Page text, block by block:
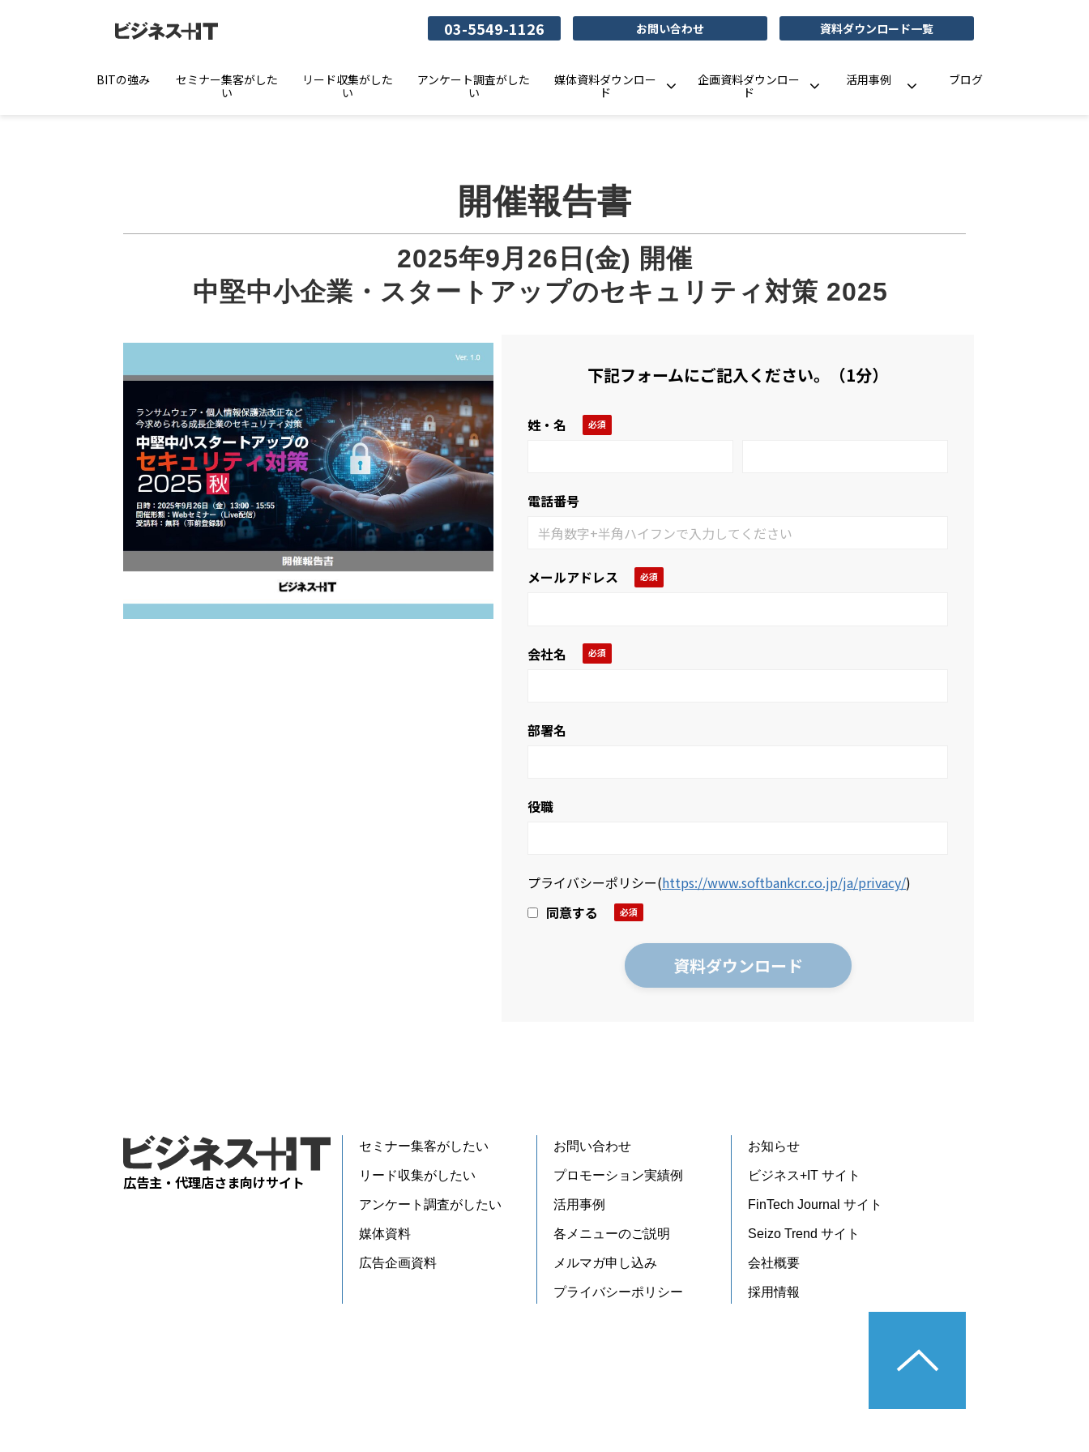
03-5549-1126 お問い合わせ 資料ダウンロード一覧
BITの強み
セミナー集客がした
い
リード収集がした
い
アンケート調査がした
い
媒体資料ダウンロー
ド
企画資料ダウンロー
ド
活用事例 ブログ
開催報告書
2025年9月26日(金) 開催
中堅中小企業・スタートアップのセキュリティ対策 2025
下記フォームにご記入ください。（1分）
姓・名
電話番号
メールアドレス
会社名
部署名
役職
プライバシーポリシー(https://www.softbankcr.co.jp/ja/privacy/)
同意する
広告主・代理店さま向けサイト
セミナー集客がしたい
リード収集がしたい
アンケート調査がしたい
媒体資料
広告企画資料
お問い合わせ
プロモーション実績例
活用事例
各メニューのご説明
メルマガ申し込み
プライバシーポリシー
お知らせ
ビジネス+IT サイト
FinTech Journal サイト
Seizo Trend サイト
会社概要
採用情報